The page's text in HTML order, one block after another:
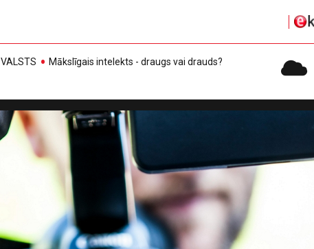
Mākslīgais intelekts - draugs vai drauds?